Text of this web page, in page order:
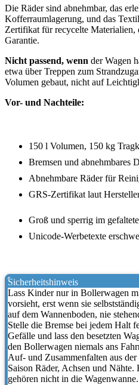
Die Räder sind abnehmbar, das
Kofferraumlagerung, und das
Zertifikat für recycelte Materialien,
Garantie.
Nicht passend, wenn der Wagen
etwa über Treppen zum
Volumen gebaut, nicht auf
Vor- und Nachteile:
150 l Volumen, 150 kg
Bremsen und abnehmbares
Abnehmbare Räder für
GRS-Zertifikat laut
Groß und sperrig im
Unicode-Werbetexte
Sicherheitshinweis
Lass Kinder nur in Bollerwagen
vorsieht, erst wenn sie
auf dem Wannenboden, nie
Stelle die Bremse bei jedem Halt
Gefälle und lass den besetzten
den Bollerwagen niemals ans
Auf- und Zusammenfalten aus
Saison Räder, Achsen und Nähte.
gehören nicht in die Wagenwanne.